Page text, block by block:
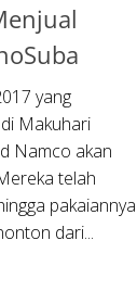
yang
Makuhari
Namco akan
telah
pakaiannya
dari...